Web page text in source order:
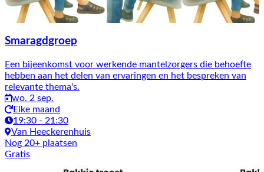
Smaragdgroep
Een bijeenkomst voor werkende mantelzorgers die behoefte
hebben aan het delen van ervaringen en het bespreken van
relevante thema's.
wo. 2 sep.
Elke maand
19:30 - 21:30
Van Heeckerenhuis
Nog 20+ plaatsen
Gratis